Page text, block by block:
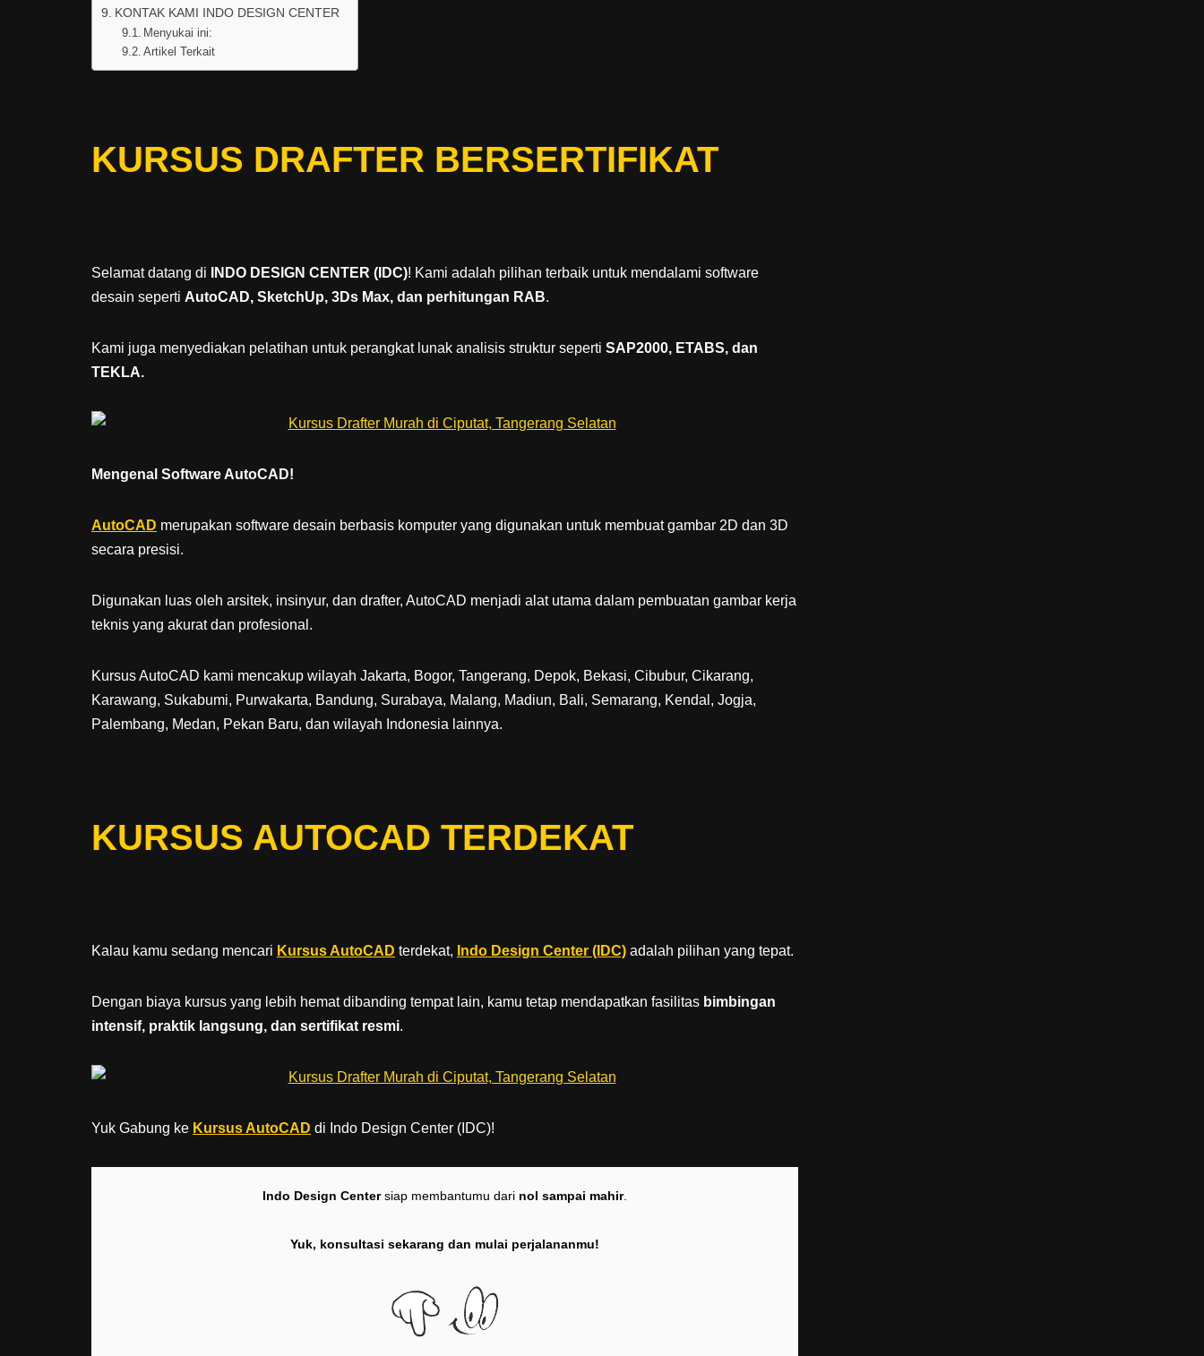
KONTAK KAMI INDO DESIGN CENTER
Menyukai ini:
Artikel Terkait
KURSUS DRAFTER BERSERTIFIKAT
Selamat datang di INDO DESIGN CENTER (IDC)! Kami adalah pilihan terbaik untuk mendalami software
desain seperti AutoCAD, SketchUp, 3Ds Max, dan perhitungan RAB.
Kami juga menyediakan pelatihan untuk perangkat lunak analisis struktur seperti SAP2000, ETABS, dan
TEKLA.
Mengenal Software AutoCAD!
AutoCAD merupakan software desain berbasis komputer yang digunakan untuk membuat gambar 2D dan 3D
secara presisi.
Digunakan luas oleh arsitek, insinyur, dan drafter, AutoCAD menjadi alat utama dalam pembuatan gambar kerja
teknis yang akurat dan profesional.
Kursus AutoCAD kami mencakup wilayah Jakarta, Bogor, Tangerang, Depok, Bekasi, Cibubur, Cikarang,
Karawang, Sukabumi, Purwakarta, Bandung, Surabaya, Malang, Madiun, Bali, Semarang, Kendal, Jogja,
Palembang, Medan, Pekan Baru, dan wilayah Indonesia lainnya.
KURSUS AUTOCAD TERDEKAT
Kalau kamu sedang mencari Kursus AutoCAD terdekat, Indo Design Center (IDC) adalah pilihan yang tepat.
Dengan biaya kursus yang lebih hemat dibanding tempat lain, kamu tetap mendapatkan fasilitas bimbingan
intensif, praktik langsung, dan sertifikat resmi.
Yuk Gabung ke Kursus AutoCAD di Indo Design Center (IDC)!
Indo Design Centersiap membantumu dari nol sampai mahir.
Yuk, konsultasi sekarang dan mulai perjalananmu!